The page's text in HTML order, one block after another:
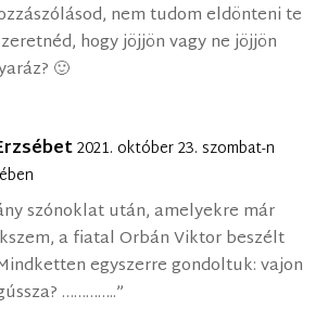
nem tudom eldönteni te
hogy jöjjön vagy ne jöjjön
🙂
2021. október 23. szombat-n
szónoklat után, amelyekre már
a fiatal Orbán Viktor beszélt
egyszerre gondoltuk: vajon
…………..”